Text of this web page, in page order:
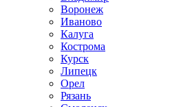
Воронеж
Иваново
Калуга
Кострома
Курск
Липецк
Орел
Рязань